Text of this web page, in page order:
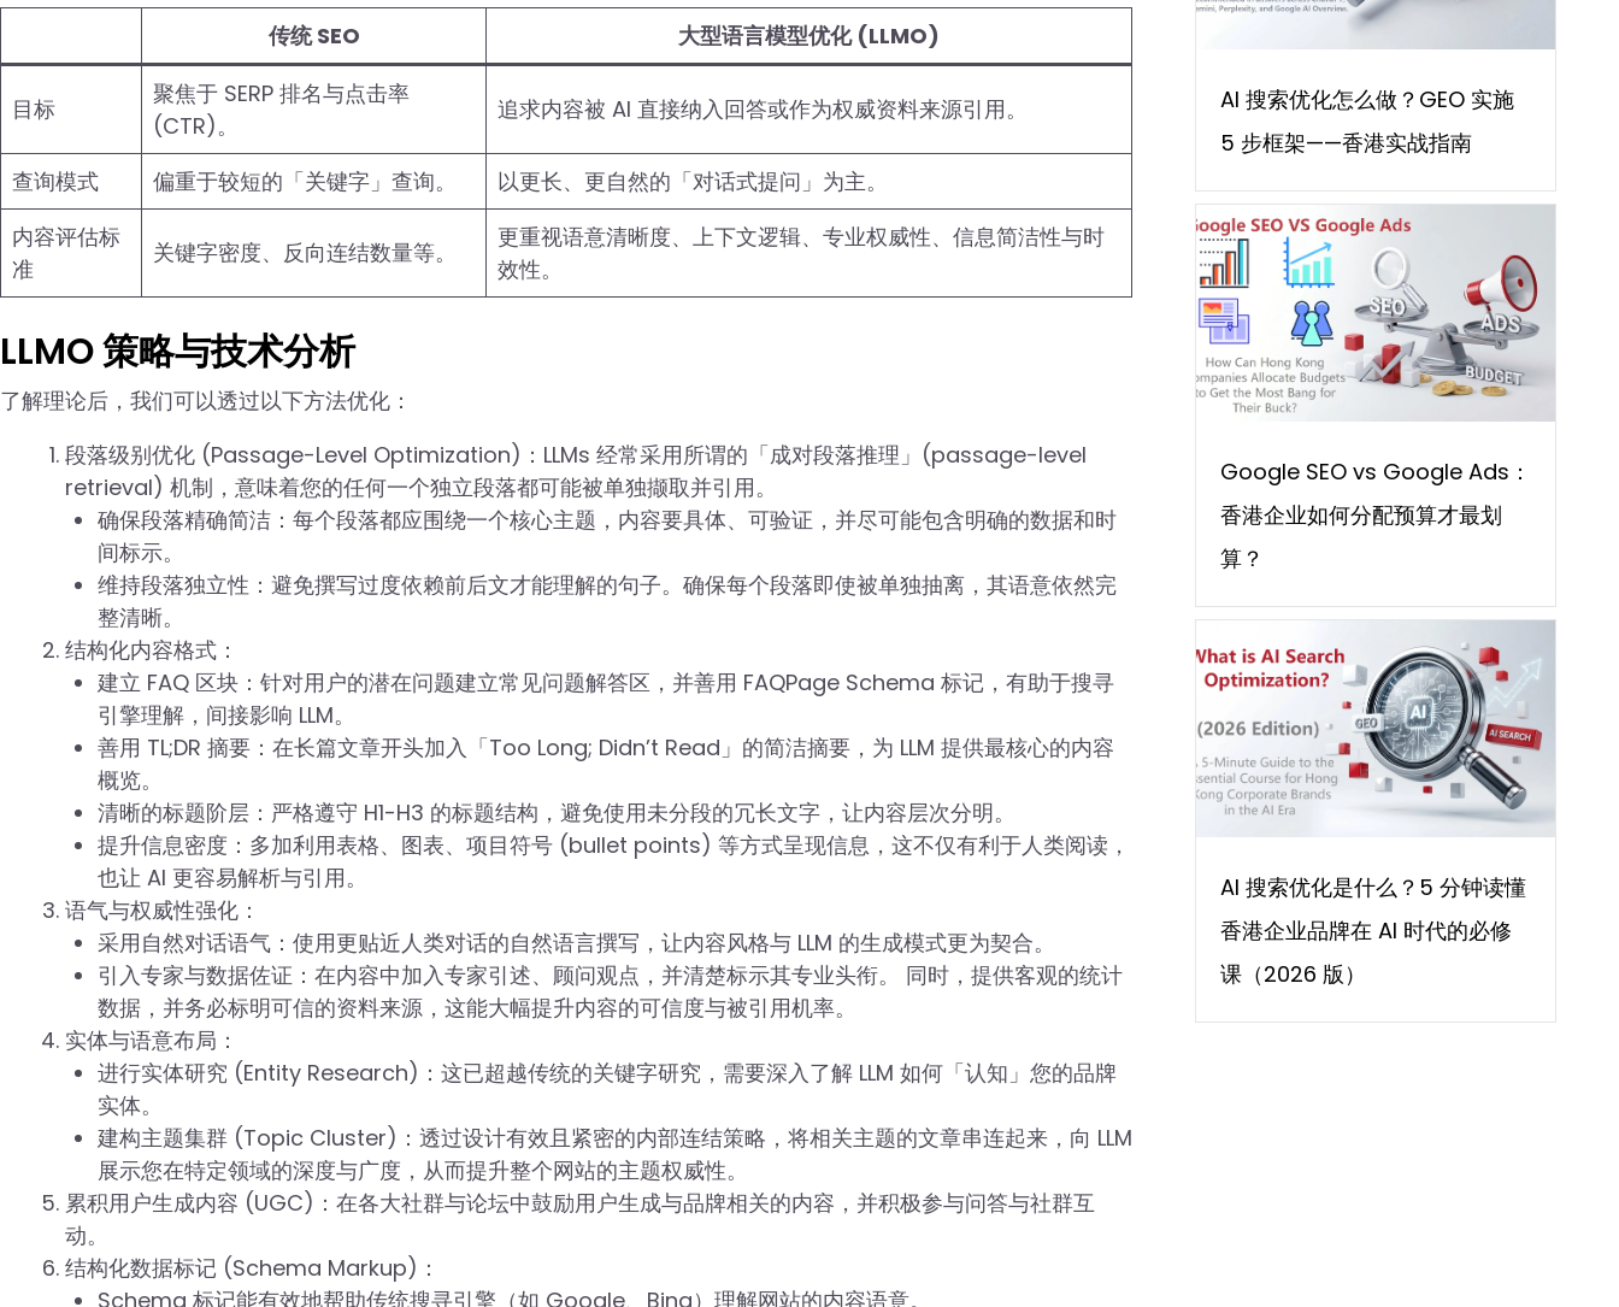
传统 SEO 大型语言模型优化 (LLMO)
目标
聚焦于 SERP 排名与点击率
(CTR)。
追求内容被 AI 直接纳入回答或作为权威资料来源引用。
查询模式 偏重于较短的「关键字」查询。
以更长、更自然的「对话式提问」为主。
内容评估标
准
关键字密度、反向连结数量等。
更重视语意清晰度、上下文逻辑、专业权威性、信息简洁性与时
效性。
LLMO 策略与技术分析
了解理论后，我们可以透过以下方法优化：
段落级别优化 (Passage-Level Optimization)：LLMs 经常采用所谓的「成对段落推理」(passage-level
retrieval) 机制，意味着您的任何一个独立段落都可能被单独撷取并引用。
确保段落精确简洁：每个段落都应围绕一个核心主题，内容要具体、可验证，并尽可能包含明确的数据和时
间标示。
维持段落独立性：避免撰写过度依赖前后文才能理解的句子。确保每个段落即使被单独抽离，其语意依然完
整清晰。
结构化内容格式：
建立 FAQ 区块：针对用户的潜在问题建立常见问题解答区，并善用 FAQPage Schema 标记，有助于搜寻
引擎理解，间接影响 LLM。
善用 TL;DR 摘要：在长篇文章开头加入「Too Long; Didn’t Read」的简洁摘要，为 LLM 提供最核心的内容
概览。
清晰的标题阶层：严格遵守 H1-H3 的标题结构，避免使用未分段的冗长文字，让内容层次分明。
提升信息密度：多加利用表格、图表、项目符号 (bullet points) 等方式呈现信息，这不仅有利于人类阅读，
也让 AI 更容易解析与引用。
语气与权威性强化：
采用自然对话语气：使用更贴近人类对话的自然语言撰写，让内容风格与 LLM 的生成模式更为契合。
引入专家与数据佐证：在内容中加入专家引述、顾问观点，并清楚标示其专业头衔。 同时，提供客观的统计
数据，并务必标明可信的资料来源，这能大幅提升内容的可信度与被引用机率。
实体与语意布局：
进行实体研究 (Entity Research)：这已超越传统的关键字研究，需要深入了解 LLM 如何「认知」您的品牌
实体。
建构主题集群 (Topic Cluster)：透过设计有效且紧密的内部连结策略，将相关主题的文章串连起来，向 LLM
展示您在特定领域的深度与广度，从而提升整个网站的主题权威性。
累积用户生成内容 (UGC)：在各大社群与论坛中鼓励用户生成与品牌相关的内容，并积极参与问答与社群互
动。
结构化数据标记 (Schema Markup)：
Schema 标记能有效地帮助传统搜寻引擎（如 Google、Bing）理解网站的内容语意。
AI 搜索优化怎么做？GEO 实施
5 步框架——香港实战指南
Google SEO vs Google Ads：
香港企业如何分配预算才最划
算？
AI 搜索优化是什么？5 分钟读懂
香港企业品牌在 AI 时代的必修
课（2026 版）